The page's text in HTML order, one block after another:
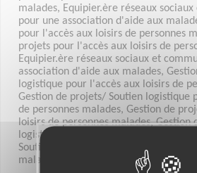
malades, Equipier.ère réseaux
pour une association d'aide aux
pour l'accès aux loisirs de personnes
projets pour l'accès aux loisirs de
Equipier.ère réseaux sociaux et
association d'aide aux malades,
logistique pour l'accès aux loisirs de
Gestion de projets/ Soutien logistique
de personnes malades, Gestion de
loisirs de personnes malades, Gestion
logistique pour l'accès aux loisirs de
Soutien logistique pour l'accès aux
malades